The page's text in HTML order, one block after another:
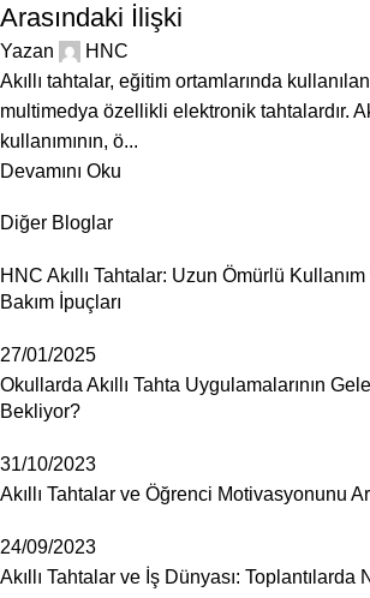
Arasındaki İlişki
Yazan
HNC
Akıllı tahtalar, eğitim ortamlarında
multimedya özellikli elektronik tahtalardır.
kullanımının, ö...
Devamını Oku
Diğer Bloglar
HNC Akıllı Tahtalar: Uzun Ömürlü
Bakım İpuçları
27/01/2025
Okullarda Akıllı Tahta Uygulamalarının
Bekliyor?
31/10/2023
Akıllı Tahtalar ve Öğrenci Motivasyonunu
24/09/2023
Akıllı Tahtalar ve İş Dünyası: Toplantılarda